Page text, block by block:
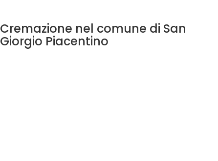
Cremazione nel comune di San
Giorgio Piacentino